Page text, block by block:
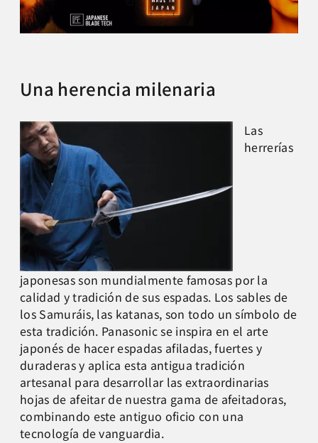
Una herencia milenaria
Las
herrerías
japonesas son mundialmente famosas por la
calidad y tradición de sus espadas. Los sables de
los Samuráis, las katanas, son todo un símbolo de
esta tradición. Panasonic se inspira en el arte
japonés de hacer espadas afiladas, fuertes y
duraderas y aplica esta antigua tradición
artesanal para desarrollar las extraordinarias
hojas de afeitar de nuestra gama de afeitadoras,
combinando este antiguo oficio con una
tecnología de vanguardia.